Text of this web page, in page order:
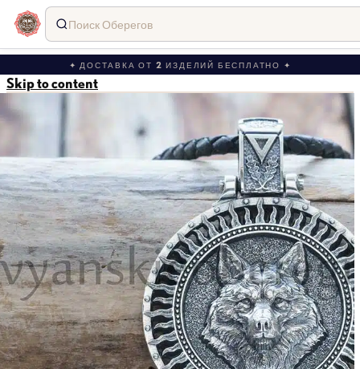
✦ ДОСТАВКА ОТ 2 ИЗДЕЛИЙ БЕСПЛАТНО ✦
Skip to content
Поиск Оберегов